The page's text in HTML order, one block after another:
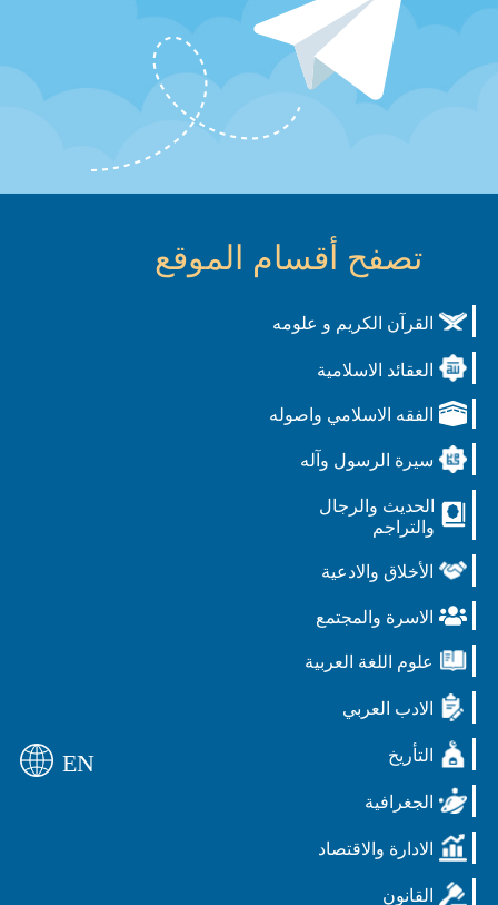
تصفح أقسام الموقع
القرآن الكريم و علومه
العقائد الاسلامية
الفقه الاسلامي واصوله
سيرة الرسول وآله
الحديث والرجال
والتراجم
الأخلاق والادعية
الاسرة والمجتمع
علوم اللغة العربية
الادب العربي
التأريخ
الجغرافية
الادارة والاقتصاد
القانون
EN